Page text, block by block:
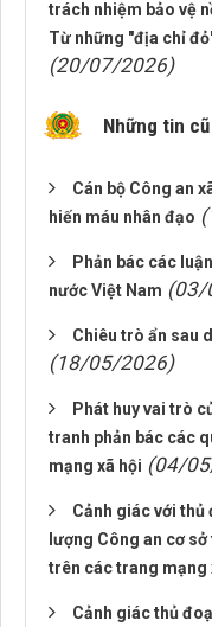
trách nhiệm bảo vệ
Từ những "địa chỉ
(20/07/2026)
Những tin
Cán bộ Công an
hiến máu nhân đạo
Phản bác các
nước Việt Nam (03/
Chiêu trò ẩn sau
(18/05/2026)
Phát huy vai trò
tranh phản bác các
mạng xã hội (04/
Cảnh giác với thủ
lượng Công an cơ
trên các trang mạng
Cảnh giác thủ